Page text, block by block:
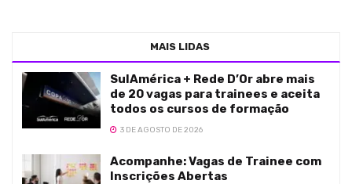
MAIS LIDAS
SulAmérica + Rede D’Or abre mais
de 20 vagas para trainees e aceita
todos os cursos de formação
3 DE AGOSTO DE 2026
Acompanhe: Vagas de Trainee com
Inscrições Abertas